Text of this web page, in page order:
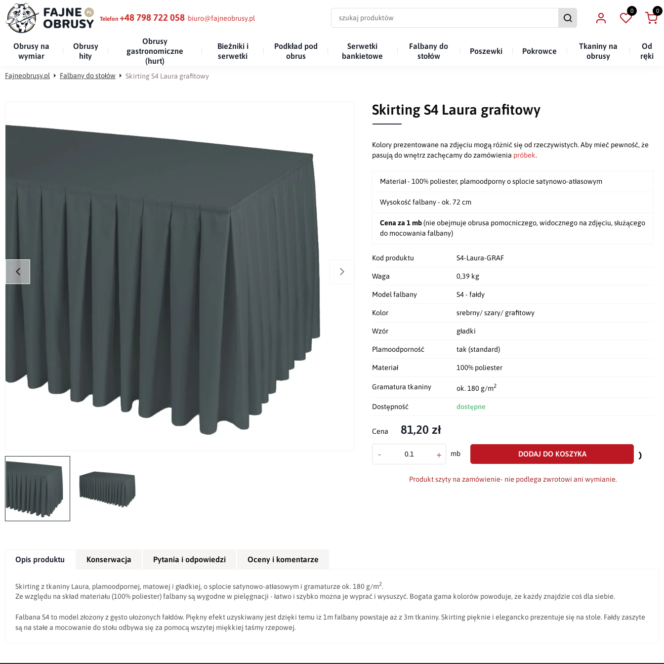
Telefon +48 798 722 058 biuro@fajneobrusy.pl
0 0
Obrusy na
wymiar
Obrusy
hity
Obrusy
gastronomiczne
(hurt)
Bieżniki i
serwetki
Podkład pod
obrus
Serwetki
bankietowe
Falbany do
stołów
Poszewki Pokrowce
Tkaniny na
obrusy
Od
ręki
Fajneobrusy.pl Falbany do stołów Skirting S4 Laura grafitowy
Skirting S4 Laura grafitowy
Kolory prezentowane na zdjęciu mogą różnić się od rzeczywistych. Aby mieć pewność, że
pasują do wnętrz zachęcamy do zamówienia próbek.
Materiał - 100% poliester, plamoodporny o splocie satynowo-atłasowym
Wysokość falbany - ok. 72 cm
Cena za 1 mb(nie obejmuje obrusa pomocniczego, widocznego na zdjęciu, służącego
do mocowania falbany)
Kod produktu S4-Laura-GRAF
Waga 0,39 kg
Model falbany S4 - fałdy
Kolor srebrny/ szary/ grafitowy
Wzór gładki
Plamoodporność tak (standard)
Materiał 100% poliester
Gramatura tkaniny ok. 180 g/m2
Dostępność dostępne
Cena 81,20 zł
- + mb DODAJ DO KOSZYKA
do
Produkt szyty na zamówienie- nie podlega zwrotowi ani wymianie.
Opis produktu Konserwacja Pytania i odpowiedzi Oceny i komentarze
Skirting z tkaniny Laura, plamoodpornej, matowej i gładkiej, o splocie satynowo-atłasowym i gramaturze ok. 180 g/m2.
Ze względu na skład materiału (100% poliester) falbany są wygodne w pielęgnacji - łatwo i szybko można je wyprać i wysuszyć. Bogata gama kolorów powoduje, że każdy znajdzie coś dla siebie.
Falbana S4 to model złożony z gęsto ułożonych fałdów. Piękny efekt uzyskiwany jest dzięki temu iż 1m falbany powstaje aż z 3m tkaniny. Skirting pięknie i elegancko prezentuje się na stole. Fałdy zaszyte
są na stałe a mocowanie do stołu odbywa się za pomocą wszytej miękkiej taśmy rzepowej.